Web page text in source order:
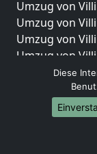
Umzug von
Umzug von
Umzug von
Umzug von
Umzug von
Umzug von
Umzug von
Griechenland
Umzug von
Diese